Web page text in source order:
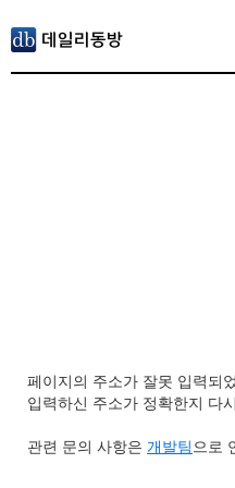
페이지의 주소가 잘못 입력되
입력하신 주소가 정확한지 다
관련 문의 사항은 개발팀 으로